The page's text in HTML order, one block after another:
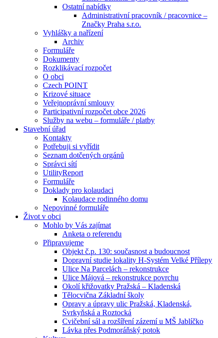
Ostatní nabídky
Administrativní pracovník / pracovnice –
Značky Praha s.r.o.
Vyhlášky a nařízení
Archiv
Formuláře
Dokumenty
Rozklikávací rozpočet
O obci
Czech POINT
Krizové situace
Veřejnoprávní smlouvy
Participativní rozpočet obce 2026
Služby na webu – formuláře / platby
Stavební úřad
Kontakty
Potřebuji si vyřídit
Seznam dotčených orgánů
Správci sítí
UtilityReport
Formuláře
Doklady pro kolaudaci
Kolaudace rodinného domu
Nepovinné formuláře
Život v obci
Mohlo by Vás zajímat
Anketa o referendu
Připravujeme
Objekt č.p. 130: současnost a budoucnost
Dopravní studie lokality H-Systém Velké Přílepy
Ulice Na Parcelách – rekonstrukce
Ulice Májová – rekonstrukce povrchu
Okolí křižovatky Pražská – Kladenská
Tělocvična Základní školy
Opravy a úpravy ulic Pražská, Kladenská,
Svrkyňská a Roztocká
Cvičební sál a rozšíření zázemí u MŠ Jablíčko
Lávka přes Podmoráňský potok